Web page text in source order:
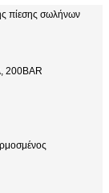
πίεσης σωλήνων
200BAR